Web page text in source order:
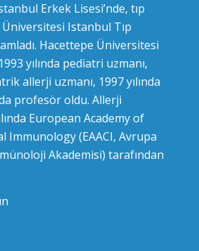
Erkek Lisesi’nde, tıp
Istanbul Tıp
Hacettepe Üniversitesi
yılında pediatri uzmanı,
allerji uzmanı, 1997 yılında
profesör oldu. Allerji
European Academy of
Immunology (EAACI, Avrupa
Akademisi) tarafından